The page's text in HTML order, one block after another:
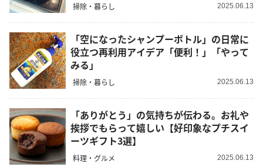
掃除・暮らし 2025.06.13
「空になったシャンプーボトル」の日常に
役立つ再利用アイデア「便利！」「やって
みる」
掃除・暮らし 2025.06.13
「ありがとう」の気持ちが伝わる。お礼や
挨拶でもらって嬉しい【好印象なプチスイ
ーツギフト3選】
料理・グルメ 2025.06.13